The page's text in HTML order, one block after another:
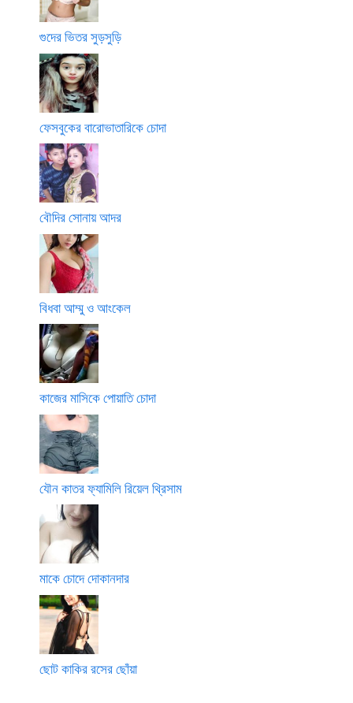
গুদের ভিতর সুড়সুড়ি
ফেসবুকের বারোভাতারিকে চোদা
বৌদির সোনায় আদর
বিধবা আম্মু ও আংকেল
কাজের মাসিকে পোয়াতি চোদা
যৌন কাতর ফ্যামিলি রিয়েল থ্রিসাম
মাকে চোদে দোকানদার
ছোট কাকির রসের ছোঁয়া